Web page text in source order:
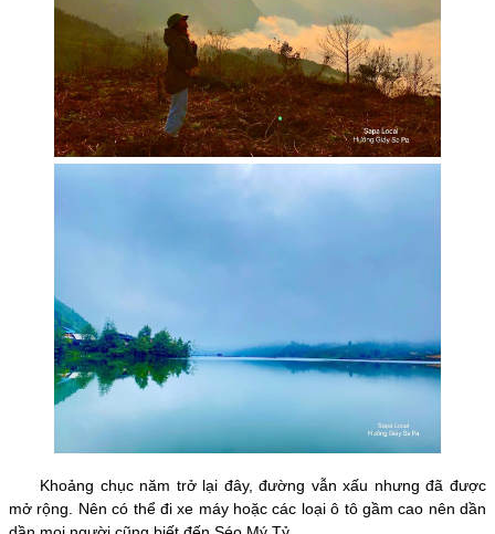
Khoảng chục năm trở lại đây, đường vẫn xấu nhưng đã được
mở rộng. Nên có thể đi xe máy hoặc các loại ô tô gầm cao nên dần